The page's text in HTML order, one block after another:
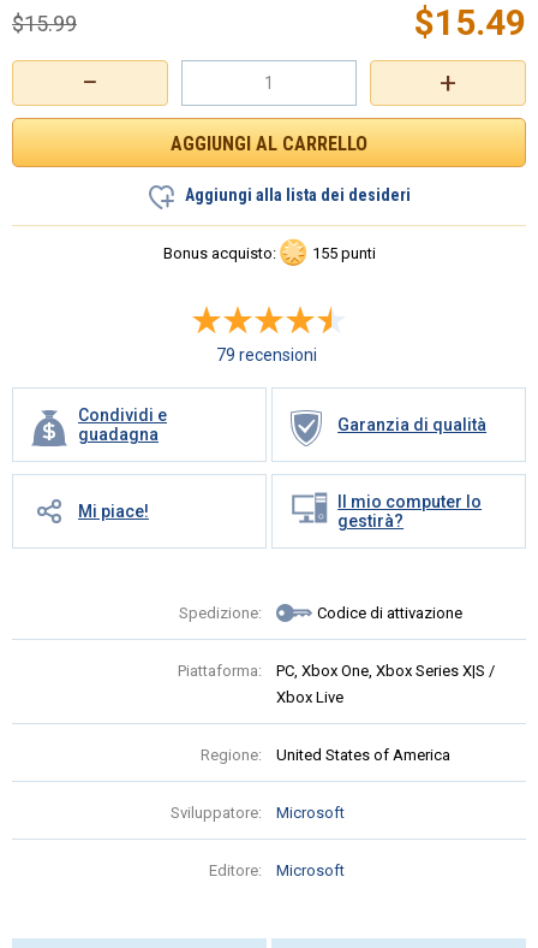
+
−
$15.49
$15.99
Aggiungi alla lista dei desideri
Bonus acquisto: 155 punti
79 recensioni
Condividi e
guadagna
Garanzia di qualità
Mi piace!
Il mio computer lo
gestirà?
Spedizione: Codice di attivazione
Piattaforma:
PC, Xbox One, Xbox Series X|S /
Xbox Live
Regione: United States of America
Sviluppatore: Microsoft
Editore: Microsoft